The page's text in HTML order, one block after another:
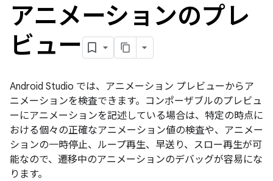
アニメーションのプレ
ビュー
Android Studio では、アニメーション プレビューからア
ニメーションを検査できます。コンポーザブルのプレビュ
ーにアニメーションを記述している場合は、特定の時点に
おける個々の正確なアニメーション値の検査や、アニメー
ションの一時停止、ループ再生、早送り、スロー再生が可
能なので、遷移中のアニメーションのデバッグが容易にな
ります。